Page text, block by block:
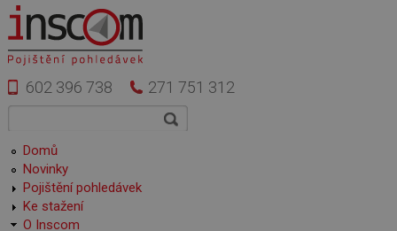
Přejít k hlavnímu obsahu
602 396 738 271 751 312
Hlavní menu
Domů
Novinky
Pojištění pohledávek
Ke stažení
O Inscom